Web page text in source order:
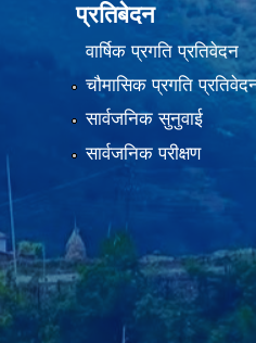
प्रतिबेदन
वार्षिक प्रगति प्रतिवेदन
चौमासिक प्रगति
सार्वजनिक सुनुवाई
सार्वजनिक परीक्षण